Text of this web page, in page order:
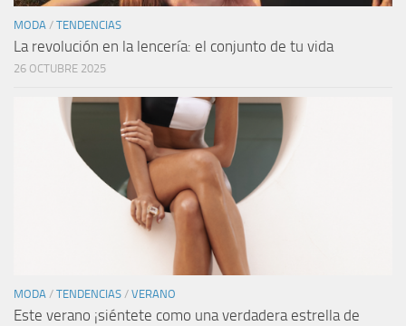
MODA / TENDENCIAS
La revolución en la lencería: el conjunto de tu vida
26 OCTUBRE 2025
MODA / TENDENCIAS / VERANO
Este verano ¡siéntete como una verdadera estrella de